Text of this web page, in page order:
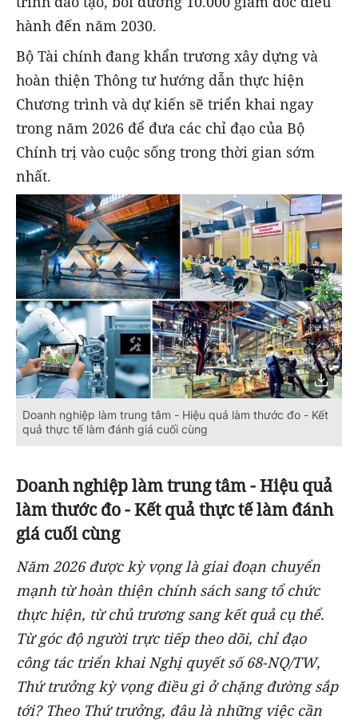
hành đến năm 2030.
Bộ Tài chính đang khẩn trương xây dựng và
hoàn thiện Thông tư hướng dẫn thực hiện
Chương trình và dự kiến sẽ triển khai ngay
trong năm 2026 để đưa các chỉ đạo của Bộ
Chính trị vào cuộc sống trong thời gian sớm
nhất.
Doanh nghiệp làm trung tâm - Hiệu quả làm thước đo - Kết
quả thực tế làm đánh giá cuối cùng
Doanh nghiệp làm trung tâm - Hiệu quả
làm thước đo - Kết quả thực tế làm đánh
giá cuối cùng
Năm 2026được kỳ vọng là giai đoạn chuyển
mạnh từ hoàn thiện chính sách sang tổ chức
thực hiện, từ chủ trương sang kết quả cụ thể.
Từ góc độ người trực tiếp theo dõi, chỉ đạo
côngtác triển khai Nghị quyết số 68-NQ/TW,
Thứ trưởng kỳ vọng điều gì ở chặng đường sắp
tới? Theo Thứ trưởng, đâu là những việc cần